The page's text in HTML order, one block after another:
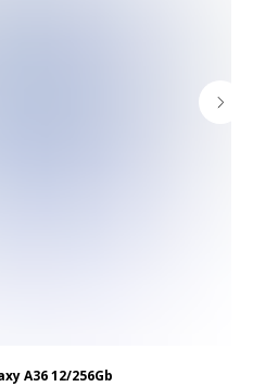
A36 12/256Gb